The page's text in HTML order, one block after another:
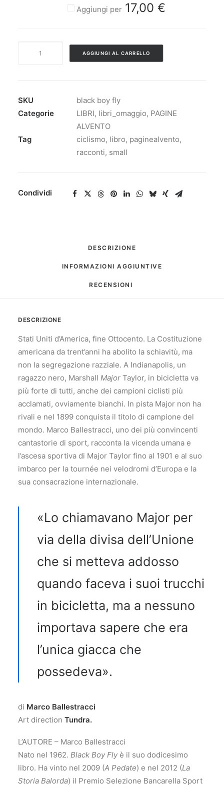
Aggiungi per 17,00 €
AGGIUNGI AL CARRELLO
SKU
black boy fly
Categorie
LIBRI, libri_omaggio, PAGINE
ALVENTO
Tag
ciclismo, libro, paginealvento,
racconti, small
Condividi
DESCRIZIONE
INFORMAZIONI AGGIUNTIVE
RECENSIONI
DESCRIZIONE
Stati Uniti d’America, fine Ottocento. La Costituzione
americana da trent’anni ha abolito la schiavitù, ma
non la segregazione razziale. A Indianapolis, un
ragazzo nero, Marshall Major Taylor, in bicicletta va
più forte di tutti, anche dei campioni ciclisti più
acclamati, ovviamente bianchi. In pista Major non ha
rivali e nel 1899 conquista il titolo di campione del
mondo. Marco Ballestracci, uno dei più convincenti
cantastorie di sport, racconta la vicenda umana e
l’ascesa sportiva di Major Taylor fino al 1901 e al suo
imbarco per la tournée nei velodromi d’Europa e la
sua consacrazione internazionale.
«Lo chiamavano Major per
via della divisa dell’Unione
che si metteva addosso
quando faceva i suoi trucchi
in bicicletta, ma a nessuno
importava sapere che era
l’unica giacca che
possedeva».
di Marco Ballestracci
Art direction Tundra.
L’AUTORE – Marco Ballestracci
Nato nel 1962. Black Boy Fly è il suo dodicesimo
libro. Ha vinto nel 2009 (A Pedate) e nel 2012 (La
Storia Balorda) il Premio Selezione Bancarella Sport